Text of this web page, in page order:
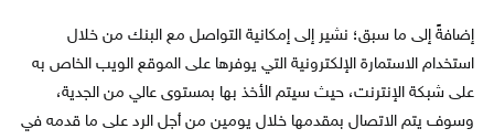
إضافةً إلى ما سبق؛ نشير إلى إمكانية التواصل مع البنك من خلال
استخدام الاستمارة الإلكترونية التي يوفرها على الموقع الويب الخاص به
على شبكة الإنترنت، حيث سيتم الأخذ بها بمستوى عالي من الجدية،
وسوف يتم الاتصال بمقدمها خلال يومين من أجل الرد على ما قدمه في